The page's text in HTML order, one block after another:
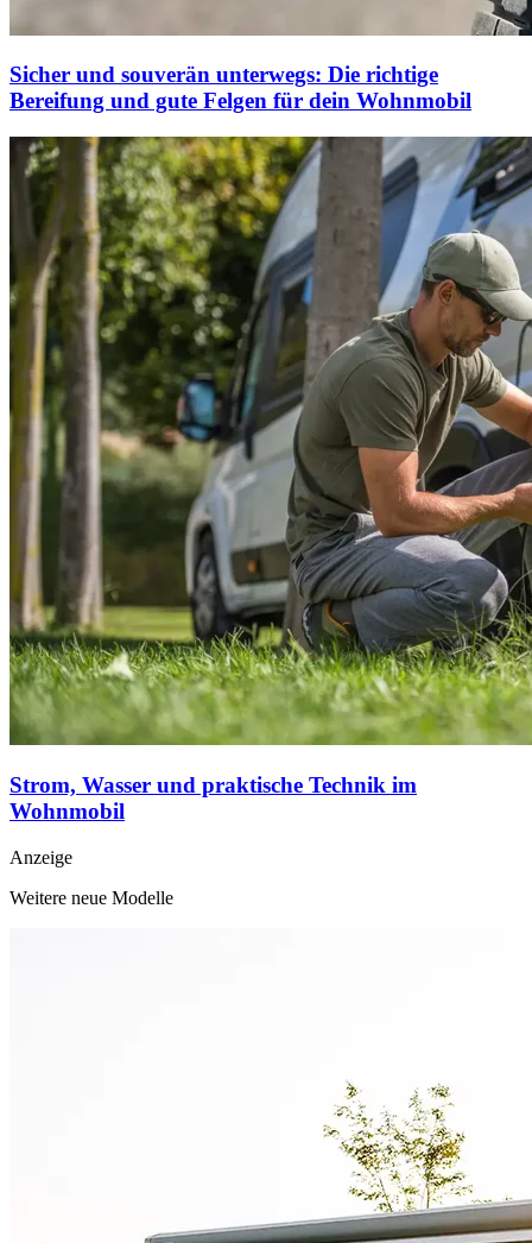
Sicher und souverän unterwegs: Die richtige
Bereifung und gute Felgen für dein Wohnmobil
Strom, Wasser und praktische Technik im
Wohnmobil
Anzeige
Weitere neue Modelle